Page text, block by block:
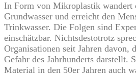
In Form von Mikroplastik wandert
Grundwasser und erreicht den
Trinkwasser. Die Folgen sind
einschätzbar. Nichtsdestotrotz
Organisationen seit Jahren davon,
Gefahr des Jahrhunderts darstellt.
Material in den 50er Jahren auch